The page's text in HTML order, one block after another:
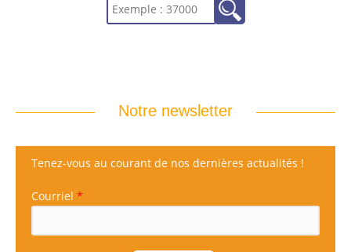
Notre newsletter
Tenez-vous au courant de nos dernières actualités !
Courriel *